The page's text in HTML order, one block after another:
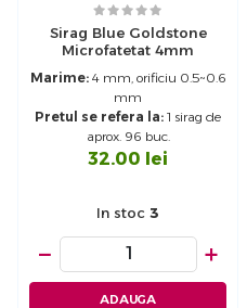
Sirag Blue Goldstone
Microfatetat 4mm
Marime:4 mm, orificiu 0.5~0.6
mm
Pretul se refera la: 1 sirag de
aprox. 96 buc.
32.00 lei
In stoc 3
− +
ADAUGA